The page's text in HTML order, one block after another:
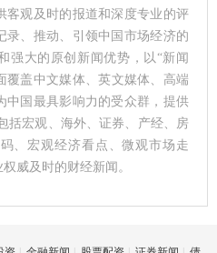
客观及时的报道和深度专业的评
录、推动、引领中国市场经济的
强大的原创新闻优势，以“新闻
覆盖中文媒体、英文媒体、高端
中国最具影响力的受众群，提供
括宏观、海外、证券、产经、房
、宏观经济看点、微观市场走
威及时的财经新闻。